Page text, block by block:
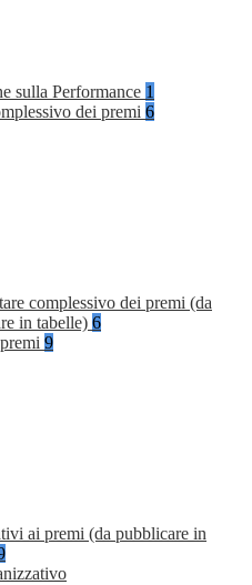
sulla Performance 1
dei premi 6
complessivo dei premi (da
in tabelle) 6
9
ai premi (da pubblicare in